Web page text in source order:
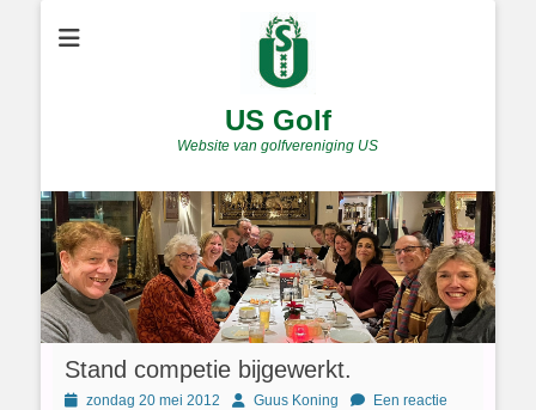
US Golf
Website van golfvereniging US
Stand competie bijgewerkt.
Geplaatst
zondag 20 mei 2012 AuthorGuus Koning
Een reactie